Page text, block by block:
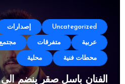
Uncategorized إصدارات
عربية متفرقات
محطات فنية محلية
الفنان باسل صقر ينضم